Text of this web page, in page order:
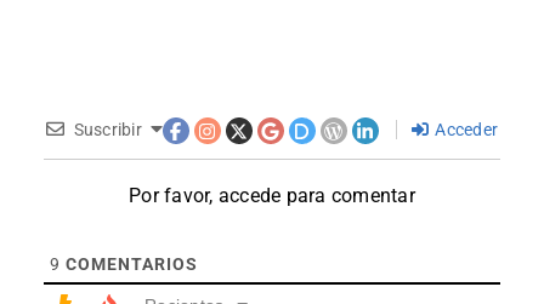
Suscribir Acceder
Por favor, accede para comentar
9 COMENTARIOS